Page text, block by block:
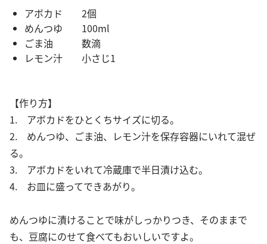
アボカド 2個
めんつゆ 100ml
ごま油 数滴
レモン汁 小さじ1
【作り方】
1. アボカドをひとくちサイズに切る。
2. めんつゆ、ごま油、レモン汁を保存容器にいれて混ぜ
る。
3. アボカドをいれて冷蔵庫で半日漬け込む。
4. お皿に盛ってできあがり。
めんつゆに漬けることで味がしっかりつき、そのままで
も、豆腐にのせて食べてもおいしいですよ。